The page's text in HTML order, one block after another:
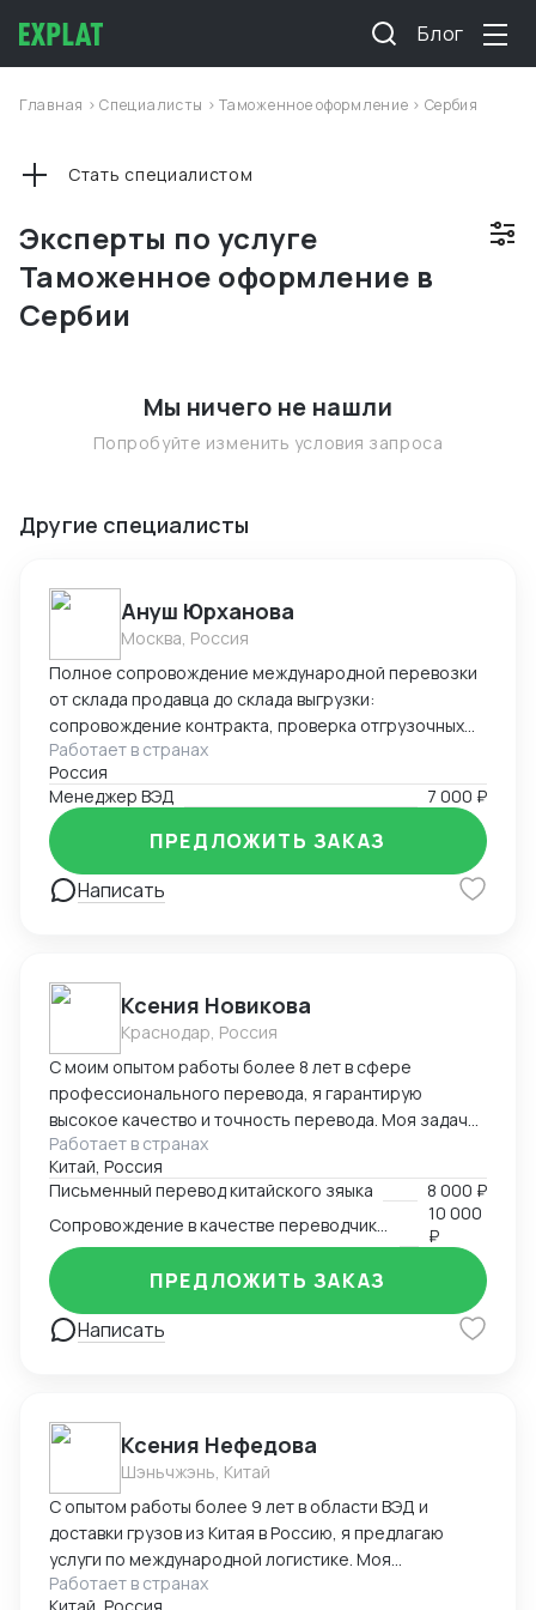
Блог
Главная >Специалисты >Таможенное оформление > Сербия
Эксперты по услуге
Таможенное оформление в
Сербии
Стать специалистом
Мы ничего не нашли
Попробуйте изменить условия запроса
Другие специалисты
Ануш Юрханова
Москва, Россия
Полное сопровождение международной перевозки
от склада продавца до склада выгрузки:
сопровождение контракта, проверка отгрузочных
документов, подготовка документов для
таможенного оформления, работа с брокерами и
таможенными службами, подача статистической
формы в таможенные органы, валютный контроль (
оформление УНК, СПД), поиск экспедиторов,
работа с ЖД, Авто, Морским транспортом,
оперативное решение сопутствующих задач.
Работает в странах
Россия
Менеджер ВЭД
7 000 ₽
Написать
ПРЕДЛОЖИТЬ ЗАКАЗ
Ксения Новикова
Краснодар, Россия
С моим опытом работы более 8 лет в сфере
профессионального перевода, я гарантирую
высокое качество и точность перевода. Моя задача
- обеспечить точный и качественный перевод с
китайского на русский и наоборот, чтобы установить
эффективную коммуникацию между клиентами.
Работает в странах
Китай, Россия
Письменный перевод китайского зяыка
8 000 ₽
10 000
₽
Написать
ПРЕДЛОЖИТЬ ЗАКАЗ
Ксения Нефедова
Шэньчжэнь, Китай
С опытом работы более 9 лет в области ВЭД и
доставки грузов из Китая в Россию, я предлагаю
услуги по международной логистике. Моя
экспертиза обеспечивает эффективную и надежную
Работает в странах